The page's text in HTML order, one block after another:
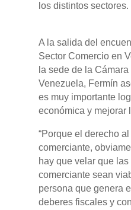
los distintos sectores.
A la salida del
Sector Comercio en
la sede de la
Venezuela, Fermín
es muy importante
económica y mejorar
“Porque el derecho
comerciante,
hay que velar que
comerciante sean
persona que genera
deberes fiscales y